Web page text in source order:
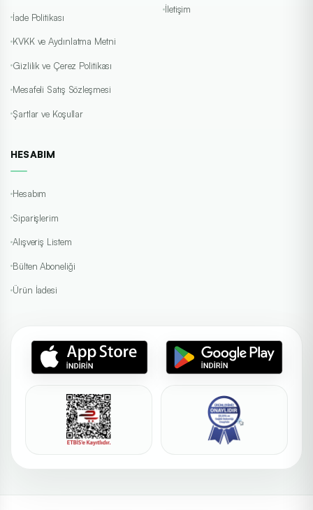
İade Politikası
KVKK ve Aydınlatma Metni
Gizlilik ve Çerez Politikası
Mesafeli Satış Sözleşmesi
Şartlar ve Koşullar
İletişim
HESABIM
Hesabım
Siparişlerim
Alışveriş Listem
Bülten Aboneliği
Ürün İadesi